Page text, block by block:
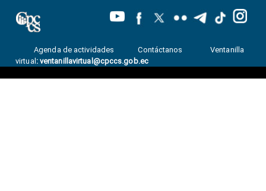
Agenda de actividades Contáctanos
Ventanilla
virtual: ventanillavirtual@cpccs.gob.ec